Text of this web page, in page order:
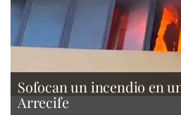
Sofocan un incendio en
Arrecife